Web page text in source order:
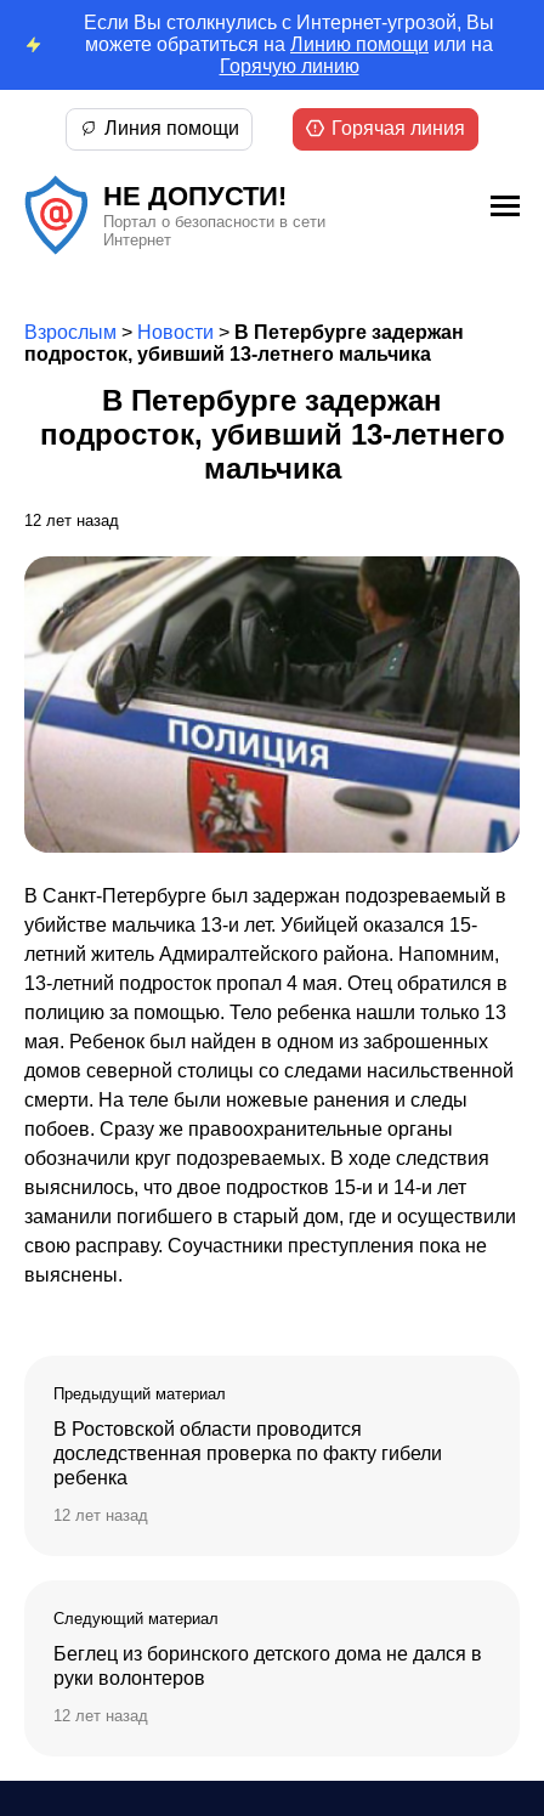
Если Вы столкнулись с Интернет-угрозой, Вы
можете обратиться на Линию помощи или на
Горячую линию
НЕ ДОПУСТИ!
Портал о безопасности в сети
Интернет
Линия помощи Горячая линия
Взрослым > Новости > В Петербурге задержан
подросток, убивший 13-летнего мальчика
В Петербурге задержан
подросток, убивший 13-летнего
мальчика
12 лет назад
В Санкт-Петербурге был задержан подозреваемый в
убийстве мальчика 13-и лет. Убийцей оказался 15-
летний житель Адмиралтейского района. Напомним,
13-летний подросток пропал 4 мая. Отец обратился в
полицию за помощью. Тело ребенка нашли только 13
мая. Ребенок был найден в одном из заброшенных
домов северной столицы со следами насильственной
смерти. На теле были ножевые ранения и следы
побоев. Сразу же правоохранительные органы
обозначили круг подозреваемых. В ходе следствия
выяснилось, что двое подростков 15-и и 14-и лет
заманили погибшего в старый дом, где и осуществили
свою расправу. Соучастники преступления пока не
выяснены.
Предыдущий материал
В Ростовской области проводится
доследственная проверка по факту гибели
ребенка
12 лет назад
Следующий материал
Беглец из боринского детского дома не дался в
руки волонтеров
12 лет назад